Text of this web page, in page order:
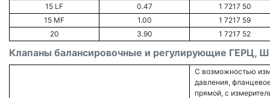
Клапаны балансировочные и регулирующие ГЕРЦ,
15 LF
0.47
1 7217 50
15 MF
1.00
1 7217 59
20
3.90 1 7217 52
С возможностью
давления,
прямой, с